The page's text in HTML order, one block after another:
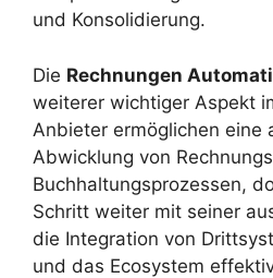
und Konsolidierung.
Die Rechnungen
weiterer wichtiger Aspekt
Anbieter ermöglichen eine
Abwicklung von
Buchhaltungsprozessen,
Schritt weiter mit seiner
die Integration von
und das Ecosystem